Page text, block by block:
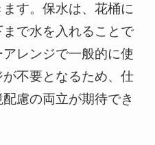
す。保水は、花桶に
で水を入れることで
レンジで一般的に使
不要となるため、仕
慮の両立が期待でき